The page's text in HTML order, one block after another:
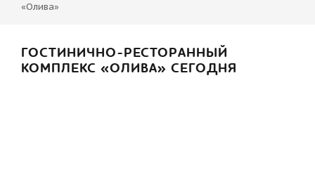
«Олива»
ГОСТИНИЧНО-РЕСТОРАННЫЙ
КОМПЛЕКС «ОЛИВА» СЕГОДНЯ